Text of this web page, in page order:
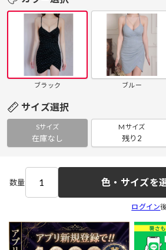
ブラック ブルー
サイズ選択
Sサイズ
在庫なし
Mサイズ
残り2
数量 色・サイズを
ログイン